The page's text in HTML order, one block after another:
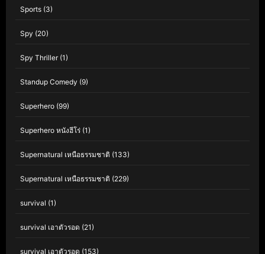
Sports (3)
Spy (20)
Spy Thriller(1)
Standup Comedy (9)
Superhero (99)
Superhero หนังฮีโร่ (1)
Supernatural เหนือธรรมชาติ (133)
Supernatural เหนือธรรมชาติ (229)
survival (1)
survival เอาตัวรอด (21)
survival เอาตัวรอด (153)